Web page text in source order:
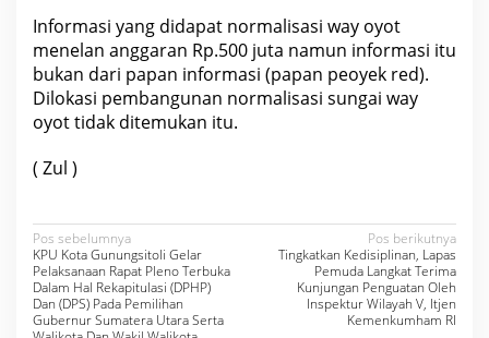
Informasi yang didapat normalisasi way oyot
menelan anggaran Rp.500 juta namun informasi itu
bukan dari papan informasi (papan peoyek red).
Dilokasi pembangunan normalisasi sungai way
oyot tidak ditemukan itu.
( Zul )
N
a
v
Pos sebelumnya
KPU Kota Gunungsitoli Gelar
Pelaksanaan Rapat Pleno Terbuka
Dalam Hal Rekapitulasi (DPHP)
Dan (DPS) Pada Pemilihan
Gubernur Sumatera Utara Serta
Pos berikutnya
Tingkatkan Kedisiplinan, Lapas
Pemuda Langkat Terima
Kunjungan Penguatan Oleh
Inspektur Wilayah V, Itjen
Kemenkumham RI